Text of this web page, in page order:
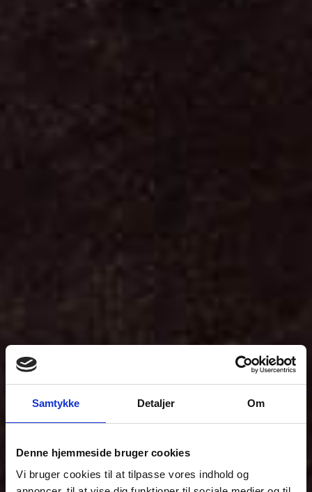
Samtykke Detaljer Om
Denne hjemmeside bruger cookies
Vi bruger cookies til at tilpasse vores indhold og